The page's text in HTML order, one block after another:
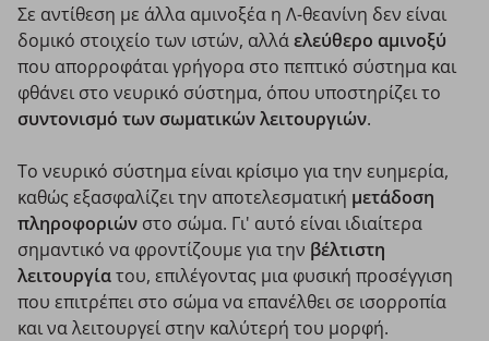
Σε αντίθεση με άλλα αμινοξέα η Λ-θεανίνη δεν είναι
δομικό στοιχείο των ιστών, αλλάελεύθερο αμινοξύ
που απορροφάται γρήγορα στο πεπτικό σύστημα και
φθάνει στο νευρικό σύστημα, όπου υποστηρίζει το
συντονισμό των σωματικώνλειτουργιών.
Το νευρικό σύστημα είναι κρίσιμο για την ευημερία,
καθώς εξασφαλίζει την αποτελεσματική μετάδοση
πληροφοριών στο σώμα. Γι' αυτό είναι ιδιαίτερα
σημαντικό να φροντίζουμε για την βέλτιστη
λειτουργίατου, επιλέγοντας μια φυσική προσέγγιση
που επιτρέπει στο σώμα να επανέλθει σε ισορροπία
και να λειτουργεί στην καλύτερή του μορφή.